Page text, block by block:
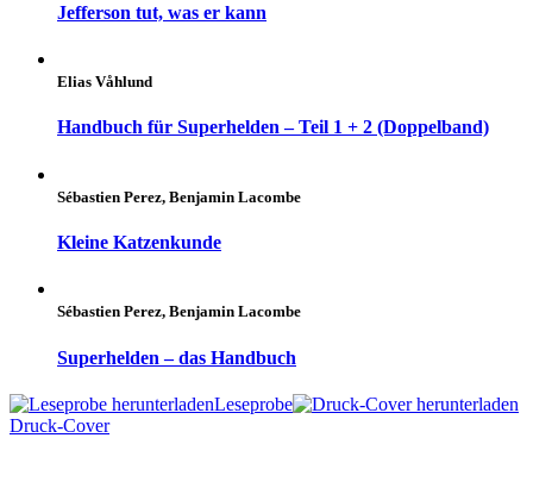
Jefferson tut, was er kann
Elias Våhlund
Handbuch für Superhelden – Teil 1 + 2 (Doppelband)
Sébastien Perez, Benjamin Lacombe
Kleine Katzenkunde
Sébastien Perez, Benjamin Lacombe
Superhelden – das Handbuch
Leseprobe
Druck-Cover